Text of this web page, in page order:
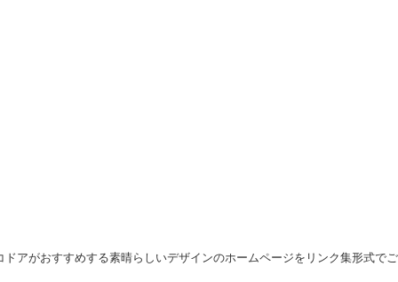
アがおすすめする素晴らしいデザインのホームページをリンク集形式でご